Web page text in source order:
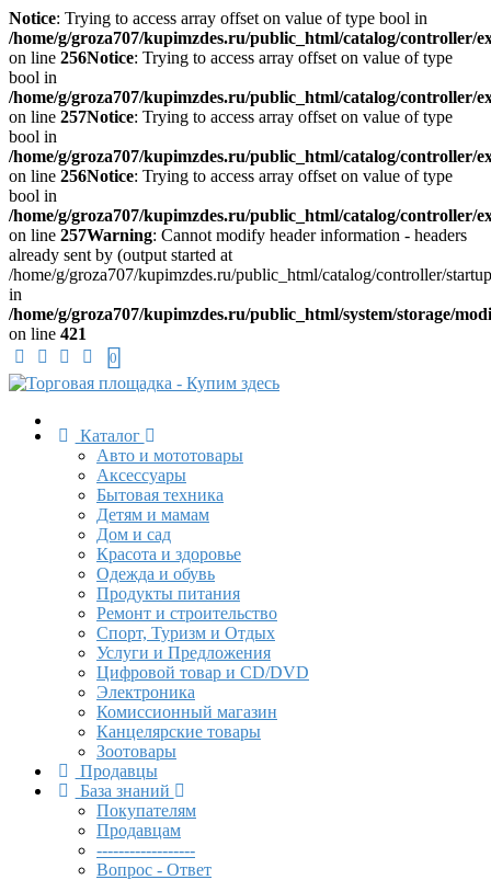
Notice: Trying to access array offset on value of type bool in
/home/g/groza707/kupimzdes.ru/public_html/catalog/controller/
on line 256Notice: Trying to access array offset on value of type
bool in
/home/g/groza707/kupimzdes.ru/public_html/catalog/controller/
on line 257Notice: Trying to access array offset on value of type
bool in
/home/g/groza707/kupimzdes.ru/public_html/catalog/controller/
on line 256Notice: Trying to access array offset on value of type
bool in
/home/g/groza707/kupimzdes.ru/public_html/catalog/controller/
on line 257Warning: Cannot modify header information - headers
already sent by (output started at
/home/g/groza707/kupimzdes.ru/public_html/catalog/controller/
in
/home/g/groza707/kupimzdes.ru/public_html/system/storage/
on line 421
0
Каталог
Авто и мототовары
Акcессуары
Бытовая техника
Детям и мамам
Дом и сад
Красота и здоровье
Одежда и обувь
Продукты питания
Ремонт и строительство
Спорт, Туризм и Отдых
Услуги и Предложения
Цифровой товар и CD/DVD
Электроника
Комиссионный магазин
Канцелярские товары
Зоотовары
Продавцы
База знаний
Покупателям
Продавцам
------------------
Вопрос - Ответ